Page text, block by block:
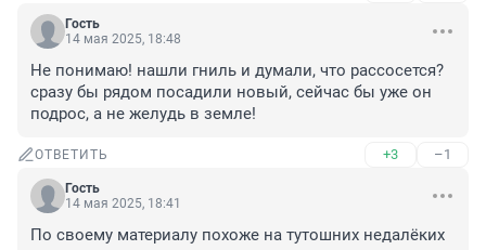
Гость
14 мая 2025, 18:48
Не понимаю! нашли гниль и думали, что рассосется?
сразу бы рядом посадили новый, сейчас бы уже он
подрос, а не желудь в земле!
ОТВЕТИТЬ +3 –1
Гость
14 мая 2025, 18:41
По своему материалу похоже на тутошних недалёких